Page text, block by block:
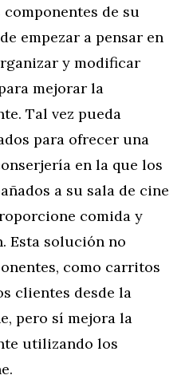
de su
empezar a pensar en
y modificar
mejorar la
Tal vez pueda
para ofrecer una
en la que los
a su sala de cine
comida y
Esta solución no
como carritos
clientes desde la
pero sí mejora la
utilizando los